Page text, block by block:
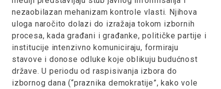
nezaobilazan mehanizam kontrole vlasti. Njihova
uloga naročito dolazi do izražaja tokom izbornih
procesa, kada građani i građanke, političke partije i
institucije intenzivno komuniciraju, formiraju
stavove i donose odluke koje oblikuju budućnost
države. U periodu od raspisivanja izbora do
izbornog dana (“praznika demokratije”, kako vole